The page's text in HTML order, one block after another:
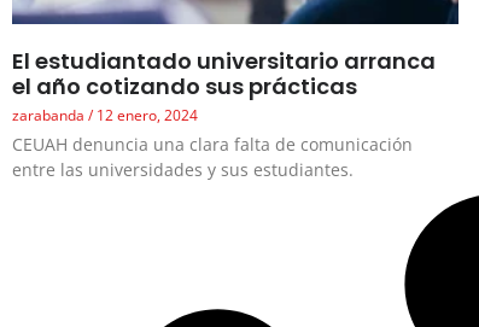
El estudiantado universitario arranca
el año cotizando sus prácticas
zarabanda 12 enero, 2024
CEUAH denuncia una clara falta de comunicación
entre las universidades y sus estudiantes.